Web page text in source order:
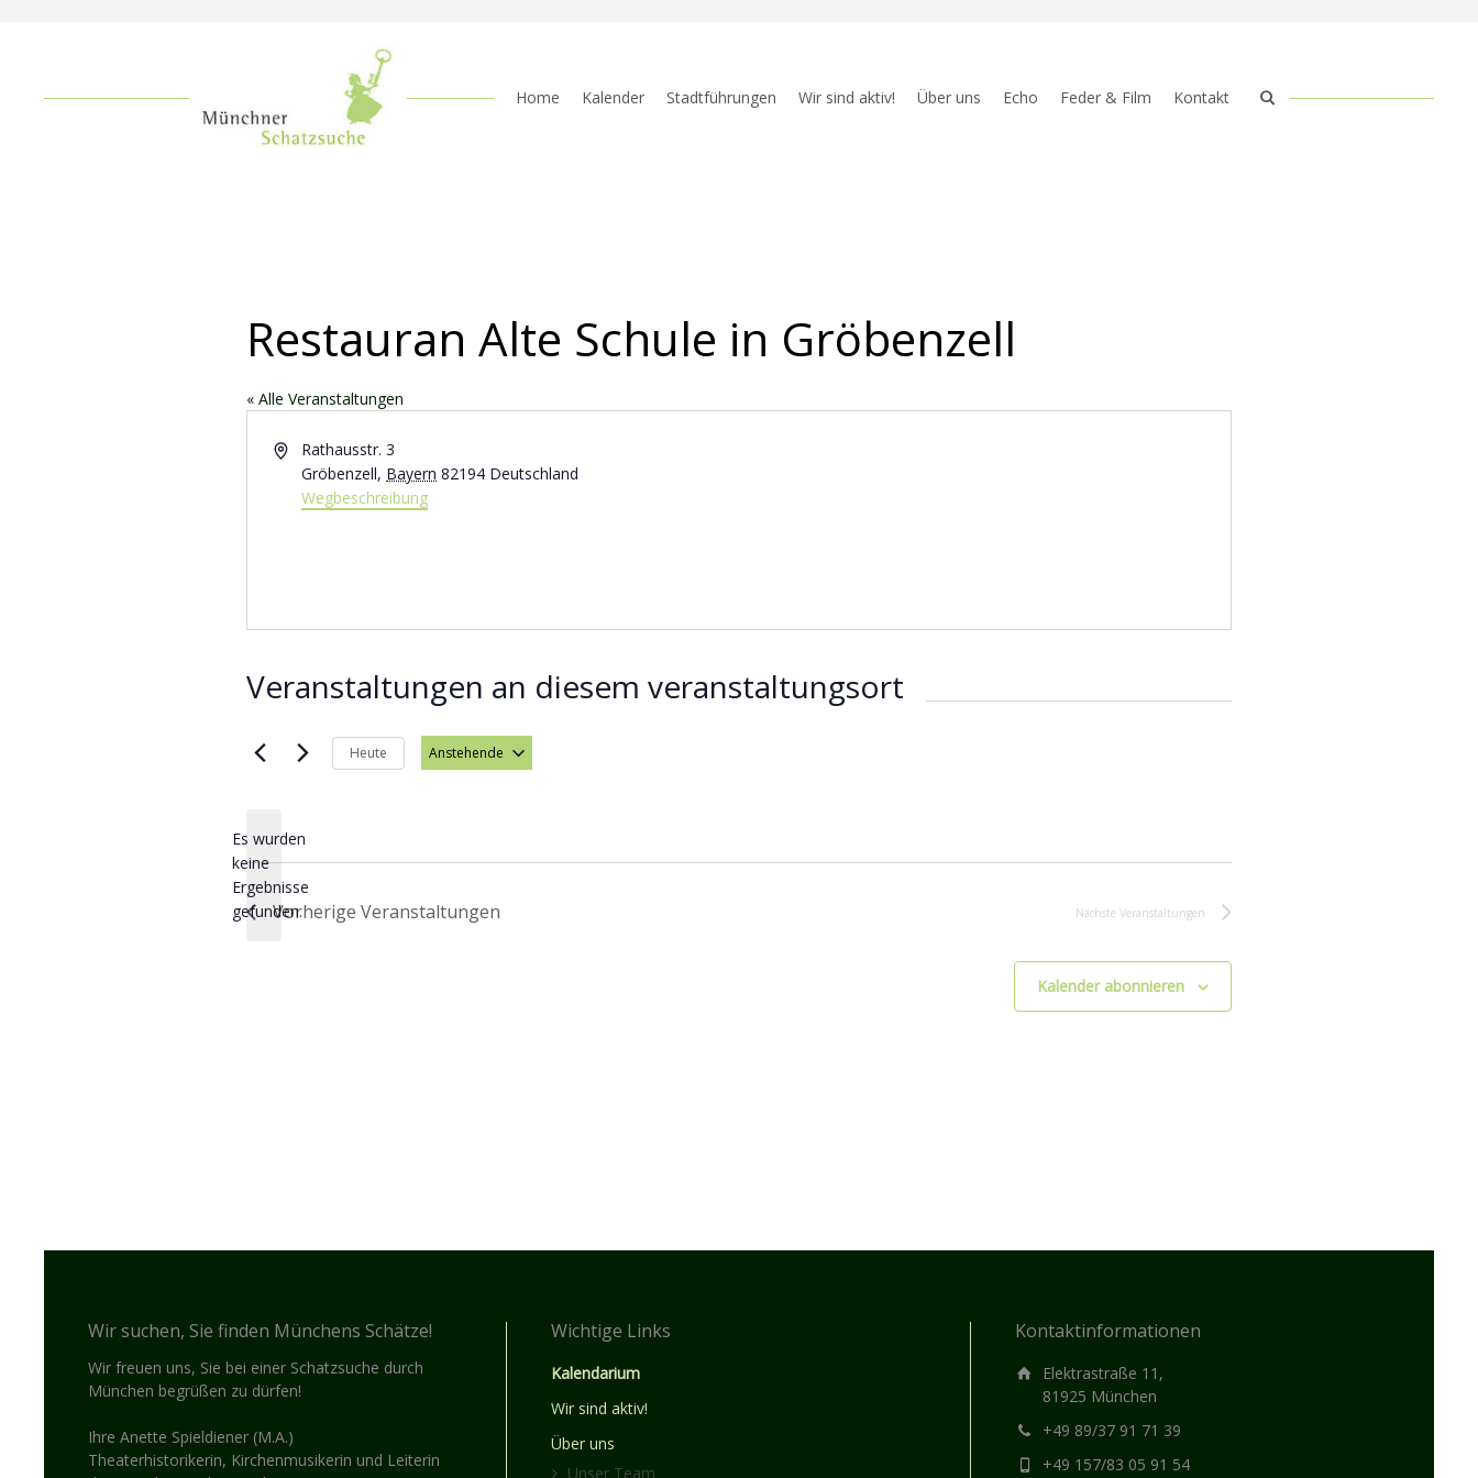
Home Kalender Stadtführungen Wir sind aktiv! Über uns Echo Feder & Film Kontakt
Restauran Alte Schule in Gröbenzell
« Alle Veranstaltungen
AdresseRathausstr. 3
Gröbenzell, Bayern 82194 Deutschland
Wegbeschreibung
Veranstaltungen an diesem veranstaltungsort
Hinweis
Es wurden
keine
Ergebnisse
gefunden.
Heute Anstehende
Vorherige Veranstaltungen Nächste Veranstaltungen
Kalender abonnieren
Wir suchen, Sie finden Münchens Schätze!
Wir freuen uns, Sie bei einer Schatzsuche durch
München begrüßen zu dürfen!
Ihre Anette Spieldiener (M.A.)
Theaterhistorikerin, Kirchenmusikerin und Leiterin
Wichtige Links
Kalendarium
Wir sind aktiv!
Über uns
Unser Team
Kontaktinformationen
Elektrastraße 11,
81925 München
+49 89/37 91 71 39
+49 157/83 05 91 54